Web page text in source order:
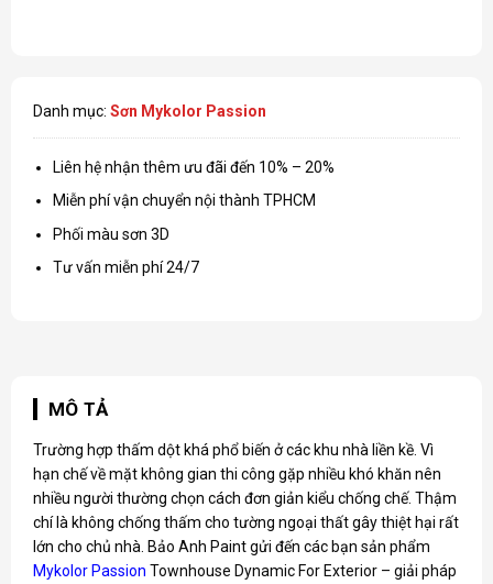
Danh mục: Sơn Mykolor Passion
Liên hệ nhận thêm ưu đãi đến 10% – 20%
Miễn phí vận chuyển nội thành TPHCM
Phối màu sơn 3D
Tư vấn miễn phí 24/7
MÔ TẢ
Trường hợp thấm dột khá phổ biến ở các khu nhà liền kề. Vì
hạn chế về mặt không gian thi công gặp nhiều khó khăn nên
nhiều người thường chọn cách đơn giản kiểu chống chế. Thậm
chí là không chống thấm cho tường ngoại thất gây thiệt hại rất
lớn cho chủ nhà. Bảo Anh Paint gửi đến các bạn sản phẩm
Mykolor Passion Townhouse Dynamic For Exterior – giải pháp